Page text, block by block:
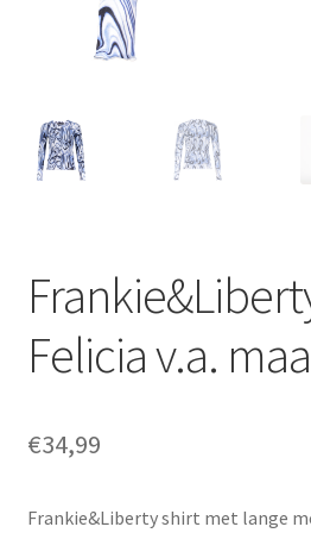
Felicia v.a.
€34,99
Frankie&Liberty shirt met lange